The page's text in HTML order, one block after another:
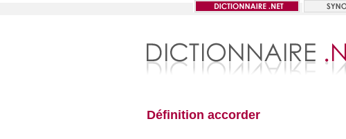
Définition accorder